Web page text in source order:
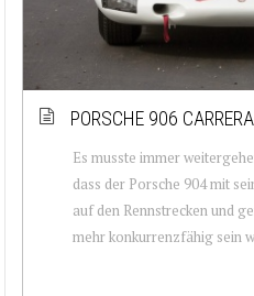
PORSCHE 906
Es musste immer
dass der Porsche 904 mit
auf den Rennstrecken und
mehr konkurrenzfähig sein